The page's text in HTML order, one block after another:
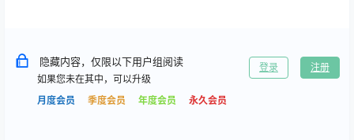
隐藏内容，仅限以下用户组阅读
如果您未在其中，可以升级
月度会员
季度会员 年度会员 永久会员
登录 注册